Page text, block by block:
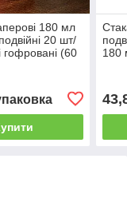
180 мл
20 шт/
гофровані (60
180